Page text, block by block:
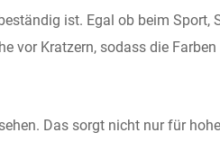
ist. Egal ob beim
vor Kratzern, sodass die
Das sorgt nicht nur für